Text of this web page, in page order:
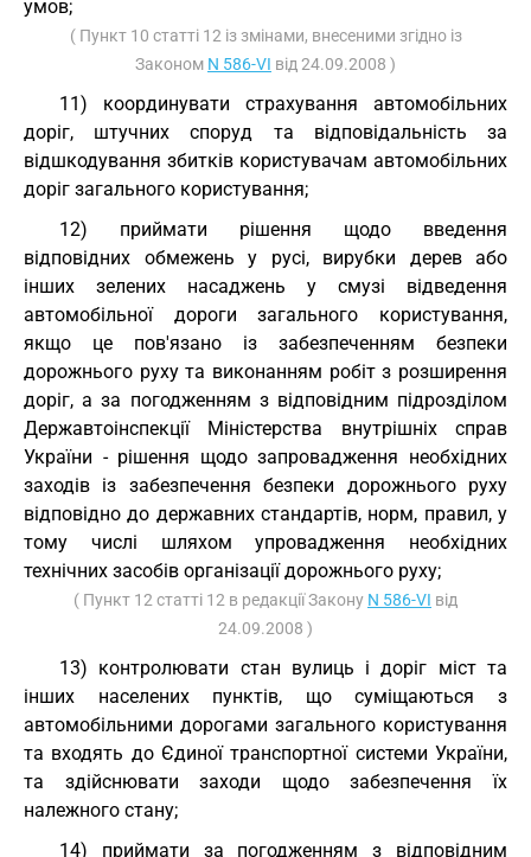
умов;
( Пункт 10 статті 12 із змінами, внесеними згідно із
Законом N 586-VI від 24.09.2008 )
11) координувати страхування автомобільних
доріг, штучних споруд та відповідальність за
відшкодування збитків користувачам автомобільних
доріг загального користування;
12) приймати рішення щодо введення
відповідних обмежень у русі, вирубки дерев або
інших зелених насаджень у смузі відведення
автомобільної дороги загального користування,
якщо це пов'язано із забезпеченням безпеки
дорожнього руху та виконанням робіт з розширення
доріг, а за погодженням з відповідним підрозділом
Державтоінспекції Міністерства внутрішніх справ
України - рішення щодо запровадження необхідних
заходів із забезпечення безпеки дорожнього руху
відповідно до державних стандартів, норм, правил, у
тому числі шляхом упровадження необхідних
технічних засобів організації дорожнього руху;
( Пункт 12 статті 12 в редакції Закону N 586-VI від
24.09.2008 )
13) контролювати стан вулиць і доріг міст та
інших населених пунктів, що суміщаються з
автомобільними дорогами загального користування
та входять до Єдиної транспортної системи України,
та здійснювати заходи щодо забезпечення їх
належного стану;
14) приймати за погодженням з відповідним